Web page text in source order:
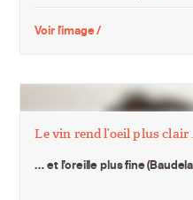
Voir l'image /
Le vin rend l’oeil plus clair
… et l’oreille plus fine